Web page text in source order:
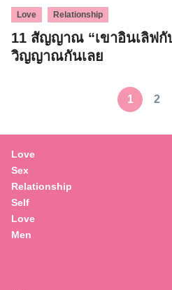
Love Relationship
11 สัญญาณ “เขาอินเลิฟ
วิญญาณกันเลย
1 2
Love
Sex
Relationship
Self
Love
Men